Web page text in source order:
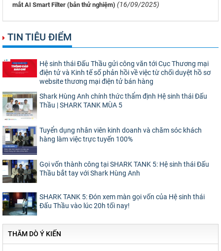
mắt AI Smart Filter (bản thử nghiệm) (16/09/2025)
TIN TIÊU ĐIỂM
Hệ sinh thái Đấu Thầu gửi công văn tới Cục Thương mại
điện tử và Kinh tế số phản hồi về việc từ chối duyệt hồ sơ
website thương mại điện tử bán hàng
Shark Hùng Anh chính thức thẩm định Hệ sinh thái Đấu
Thầu | SHARK TANK MÙA 5
Tuyển dụng nhân viên kinh doanh và chăm sóc khách
hàng làm việc trực tuyến 100%
Gọi vốn thành công tại SHARK TANK 5: Hệ sinh thái Đấu
Thầu bắt tay với Shark Hùng Anh
SHARK TANK 5: Đón xem màn gọi vốn của Hệ sinh thái
Đấu Thầu vào lúc 20h tối nay!
THĂM DÒ Ý KIẾN